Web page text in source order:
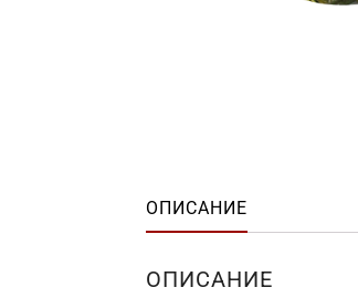
ОПИСАНИЕ
ОПИСАНИЕ